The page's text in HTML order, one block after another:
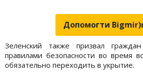
Допомогти
Зеленский также призвал
правилами безопасности во время
обязательно переходить в укрытие.